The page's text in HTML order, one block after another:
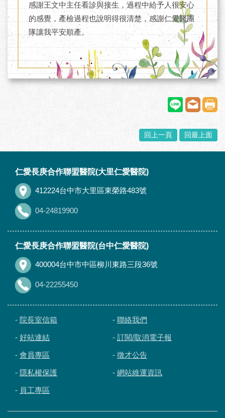
感謝王文中主任看診與接生，過程中給予人很安心
的感覺，產檢過程也說明得很清楚，感謝仁愛醫團
隊讓我平安順產。
回上一頁 回最上面
仁愛長庚合作聯盟醫院(大里仁愛醫院)
412224台中市大里區東榮路483號
04-24819900
仁愛長庚合作聯盟醫院(台中仁愛醫院)
400004台中市中區柳川東路三段36號
04-22255450
- 院長室信箱 - 聯絡我們
- 好站連結 - 訂閱/取消電子報
- 會員專區 - 徵才公告
- 隱私權保護 - 網站維運資訊
- 員工專區